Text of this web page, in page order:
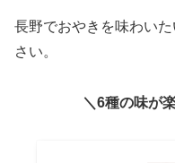
長野でおやきを味わい
さい。
＼6種の味が